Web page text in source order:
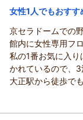
宿泊価格帯： 9,001～
ホテルソビアル大阪
いつも当ホテルを
スタッフの対応
葉をいただき重ね
ご迷惑をおかけ
報共有を行い、
がございました
女性1人でもおすす
京セラドームでの
館内に女性専用フ
私の1番お気に入
かれているので、
大正駅から徒歩で
１つ不満があるな
宿泊時期： 2026年03